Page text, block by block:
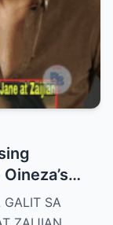
—
as Fans
GALIT SA